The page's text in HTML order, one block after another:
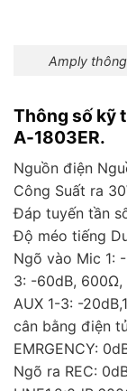
Amply
Thông số kỹ
A-1803ER.
Nguồn điện
Công Suất ra
Đáp tuyến tần
Độ méo tiếng
Ngõ vào Mic 1:
3: -60dB,
AUX 1-3: -
cân bằng điện
EMRGENCY:
Ngõ ra REC: